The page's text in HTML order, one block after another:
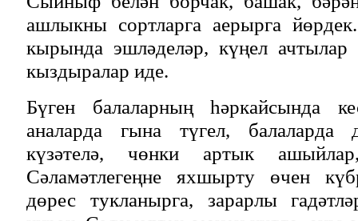
ашлыкны сортларга аерырга
кырында эшләделәр, күңел ачтылар
кыздыралар иде.
Бүген балаларның һәркайсында
аналарда гына түгел,
күзәтелә, чөнки артык ашыйлар,
Сәламәтлегеңне яхшырту өчен
дөрес тукланырга, зарарлы